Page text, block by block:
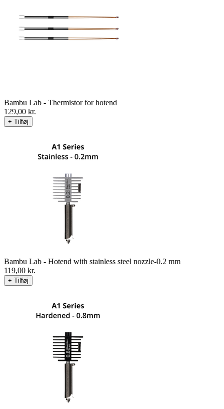
Bambu Lab - Thermistor for hotend
129,00 kr.
+ Tilføj
Bambu Lab - Hotend with stainless steel nozzle-0.2 mm
119,00 kr.
+ Tilføj